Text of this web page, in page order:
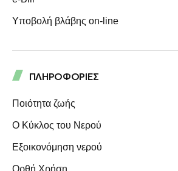
Υποβολή βλάβης on-line
ΠΛΗΡΟΦΟΡΙΕΣ
Ποιότητα ζωής
Ο Κύκλος του Νερού
Eξοικονόμηση νερού
Ορθή Χρήση